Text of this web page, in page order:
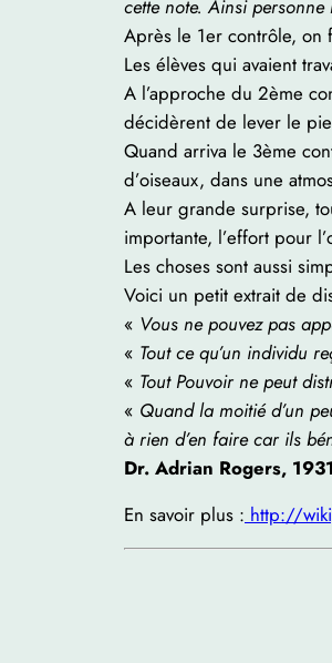
cette note. Ainsi
Après le 1er contrôle, on
Les élèves qui avaient
A l’approche du 2ème
décidèrent de lever le
Quand arriva le 3ème
d’oiseaux, dans une
A leur grande surprise,
importante, l’effort pour
Les choses sont aussi
Voici un petit extrait de
« Vous ne pouvez pas
« Tout ce qu’un individu
« Tout Pouvoir ne peut
« Quand la moitié d’un
à rien d’en faire car ils
Dr. Adrian Rogers, 1931
En savoir plus : http://